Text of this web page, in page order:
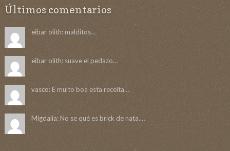
Últimos comentarios
eibar olith:malditos…
eibar olith:suave el pedazo…
vasco:É muito boa esta receita…
Migdalia:No se qué es brick de nata.…